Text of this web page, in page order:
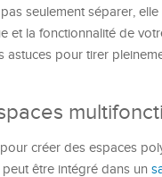
seulement séparer,
et la fonctionnalité de
astuces pour tirer
créer des espaces
être intégré dans un